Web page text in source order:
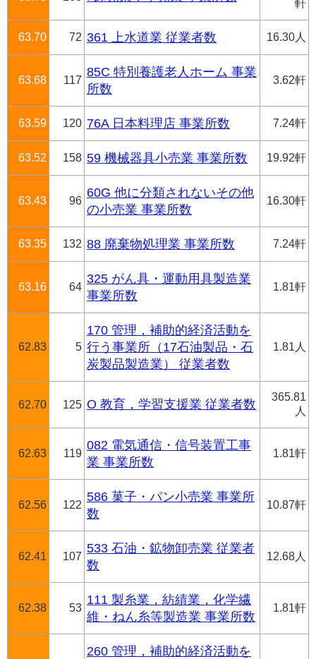
軒
63.70 72 361 上水道業 従業者数 16.30人
63.68 117
85C 特別養護老人ホーム 事業
所数
3.62軒
63.59 120 76A 日本料理店 事業所数 7.24軒
63.52 158 59 機械器具小売業 事業所数 19.92軒
63.43 96
60G 他に分類されないその他
の小売業 事業所数
16.30軒
63.35 132 88 廃棄物処理業 事業所数 7.24軒
63.16 64
325 がん具・運動用具製造業
事業所数
1.81軒
62.83 5
170 管理，補助的経済活動を
行う事業所（17石油製品・石
炭製品製造業） 従業者数
1.81人
62.70 125 O 教育，学習支援業 従業者数
365.81
人
62.63 119
082 電気通信・信号装置工事
業 事業所数
1.81軒
62.56 122
586 菓子・パン小売業 事業所
数
10.87軒
62.41 107
533 石油・鉱物卸売業 従業者
数
12.68人
62.38 53
111 製糸業，紡績業，化学繊
維・ねん糸等製造業 事業所数
1.81軒
260 管理，補助的経済活動を